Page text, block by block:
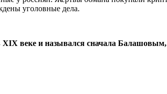
уголовные дела.
веке и назывался сначала